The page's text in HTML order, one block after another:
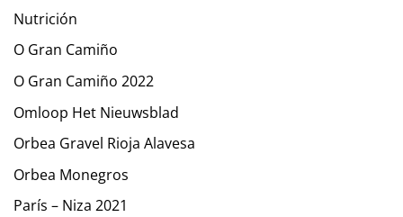
Nutrición
O Gran Camiño
O Gran Camiño 2022
Omloop Het Nieuwsblad
Orbea Gravel Rioja Alavesa
Orbea Monegros
París – Niza 2021